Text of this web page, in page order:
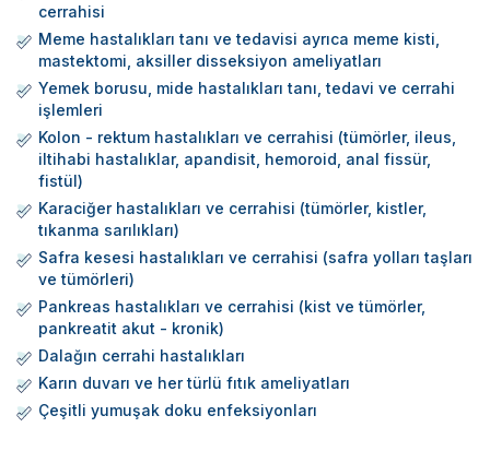
cerrahisi
Meme hastalıkları tanı ve tedavisi ayrıca meme kisti,
mastektomi, aksiller disseksiyon ameliyatları
Yemek borusu, mide hastalıkları tanı, tedavi ve cerrahi
işlemleri
Kolon - rektum hastalıkları ve cerrahisi (tümörler, ileus,
iltihabi hastalıklar, apandisit, hemoroid, anal fissür,
fistül)
Karaciğer hastalıkları ve cerrahisi (tümörler, kistler,
tıkanma sarılıkları)
Safra kesesi hastalıkları ve cerrahisi (safra yolları taşları
ve tümörleri)
Pankreas hastalıkları ve cerrahisi (kist ve tümörler,
pankreatit akut - kronik)
Dalağın cerrahi hastalıkları
Karın duvarı ve her türlü fıtık ameliyatları
Çeşitli yumuşak doku enfeksiyonları